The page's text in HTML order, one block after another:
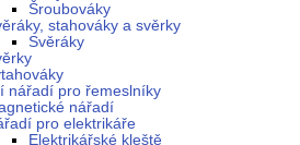
Šroubováky
stahováky a svěrky
Svěráky
nářadí pro řemeslníky
nářadí
pro elektrikáře
Elektrikářské kleště